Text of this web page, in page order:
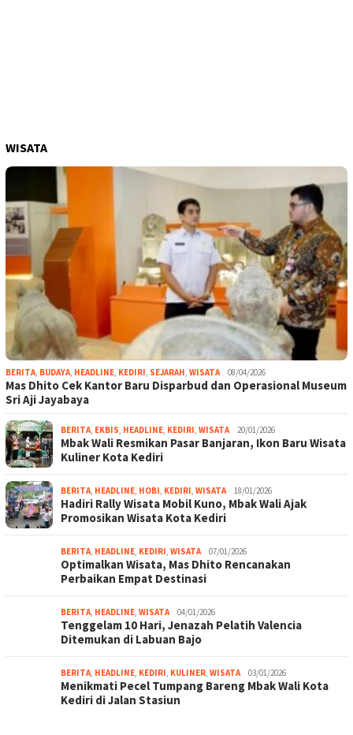
WISATA
BERITA BUDAYA HEADLINE KEDIRI SEJARAH WISATA 08/04/2026
Mas Dhito Cek Kantor Baru Disparbud dan Operasional Museum
Sri Aji Jayabaya
BERITA EKBIS HEADLINE KEDIRI WISATA 20/01/2026
Mbak Wali Resmikan Pasar Banjaran, Ikon Baru Wisata
Kuliner Kota Kediri
BERITA HEADLINE HOBI KEDIRI WISATA 18/01/2026
Hadiri Rally Wisata Mobil Kuno, Mbak Wali Ajak
Promosikan Wisata Kota Kediri
BERITA HEADLINE KEDIRI WISATA 07/01/2026
Optimalkan Wisata, Mas Dhito Rencanakan
Perbaikan Empat Destinasi
BERITA HEADLINE WISATA 04/01/2026
Tenggelam 10 Hari, Jenazah Pelatih Valencia
Ditemukan di Labuan Bajo
BERITA HEADLINE KEDIRI KULINER WISATA 03/01/2026
Menikmati Pecel Tumpang Bareng Mbak Wali Kota
Kediri di Jalan Stasiun